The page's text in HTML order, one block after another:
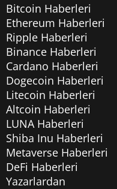
Bitcoin Haberleri
Ethereum Haberleri
Ripple Haberleri
Binance Haberleri
Cardano Haberleri
Dogecoin Haberleri
Litecoin Haberleri
Altcoin Haberleri
LUNA Haberleri
Shiba Inu Haberleri
Metaverse Haberleri
DeFi Haberleri
Yazarlardan